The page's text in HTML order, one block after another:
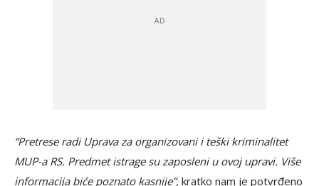
“Pretrese radi Uprava za organizovani i teški kriminalitet
MUP-a RS. Predmet istrage su zaposleni u ovoj upravi. Više
informacija biće poznato kasnije”, kratko nam je potvrđeno